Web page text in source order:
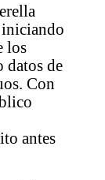
iniciando
los
datos de
Con
antes